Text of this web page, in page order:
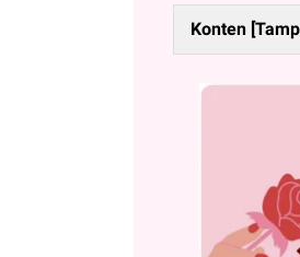
Konten [